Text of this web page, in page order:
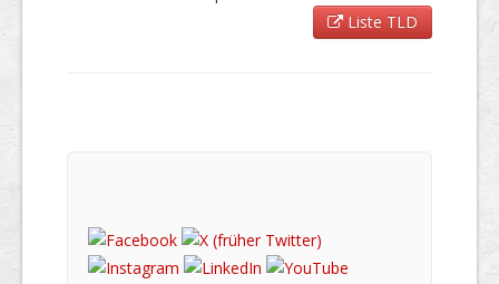
Liste TLD